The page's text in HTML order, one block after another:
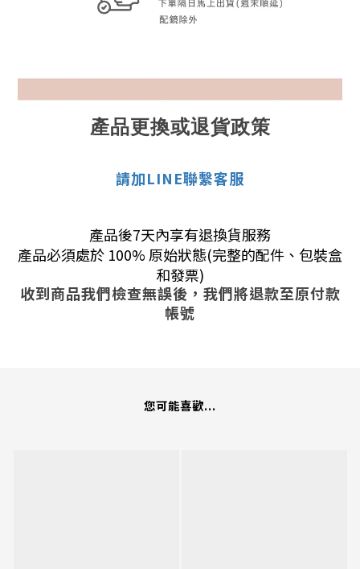
產品更換或退貨政策
請加LINE聯繫客服
產品後7天內享有退換貨服務
產品必須處於 100% 原始狀態(完整的配件、包裝盒
和發票)
收到商品我們檢查無誤後，我們將退款至原付款
帳號
您可能喜歡...